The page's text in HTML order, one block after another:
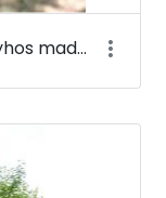
Cotoneaster tomentosus - Molyhos madárbirs - Budai Arborétum